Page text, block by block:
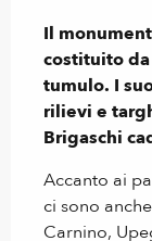
Il
costituito
tumulo. I
rilievi e
Brigaschi
Accanto ai
ci sono
Carnino,